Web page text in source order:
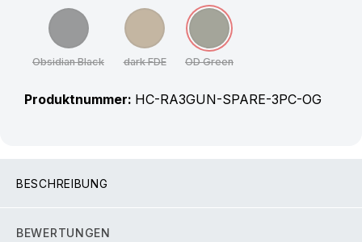
Obsidian Black dark FDE OD Green
Produktnummer: HC-RA3GUN-SPARE-3PC-OG
BESCHREIBUNG
BEWERTUNGEN